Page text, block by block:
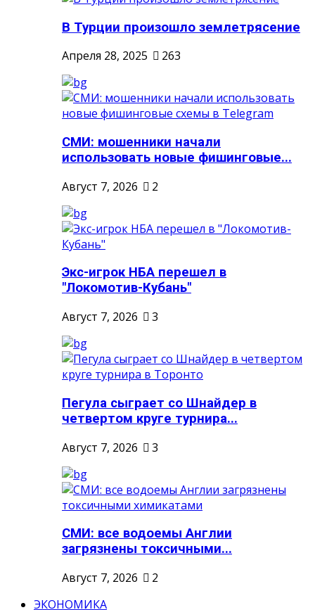
В Турции произошло землетрясение
Апреля 28, 2025
263
СМИ: мошенники начали
использовать новые фишинговые...
Август 7, 2026
2
Экс-игрок НБА перешел в
"Локомотив-Кубань"
Август 7, 2026
3
Пегула сыграет со Шнайдер в
четвертом круге турнира...
Август 7, 2026
3
СМИ: все водоемы Англии
загрязнены токсичными...
Август 7, 2026
2
ЭКОНОМИКА